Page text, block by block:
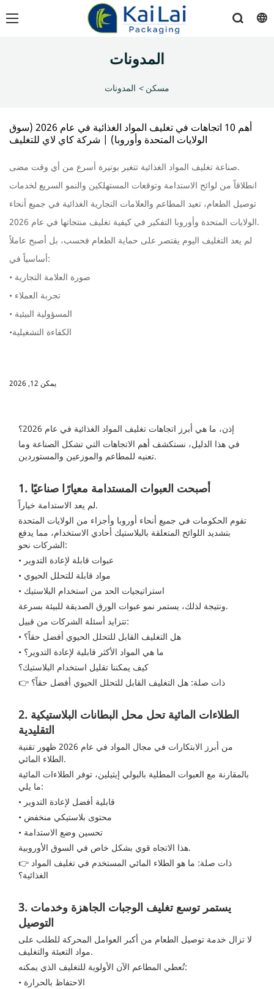
المدونات
مسكن > المدونات
أهم 10 اتجاهات في تغليف المواد الغذائية في عام 2026 (سوق
الولايات المتحدة وأوروبا) | شركة كاي لاي للتغليف
صناعة تغليف المواد الغذائية تتغير بوتيرة أسرع من أي وقت مضى.
انطلاقاً من لوائح الاستدامة وتوقعات المستهلكين والنمو السريع لخدمات
توصيل الطعام، تعيد المطاعم والعلامات التجارية الغذائية في جميع أنحاء
الولايات المتحدة وأوروبا التفكير في كيفية تغليف منتجاتها في عام 2026.
لم يعد التغليف اليوم يقتصر على حماية الطعام فحسب، بل أصبح عاملاً
أساسياً في:
• صورة العلامة التجارية
• تجربة العملاء
• المسؤولية البيئية
•الكفاءة التشغيلية
يمكن 12, 2026
إذن، ما هي أبرز اتجاهات تغليف المواد الغذائية في عام 2026؟
في هذا الدليل، نستكشف أهم الاتجاهات التي تشكل الصناعة وما
تعنيه للمطاعم والموزعين والمستوردين.
1. أصبحت العبوات المستدامة معيارًا صناعيًا
لم يعد الاستدامة خياراً.
تقوم الحكومات في جميع أنحاء أوروبا وأجزاء من الولايات المتحدة
بتشديد اللوائح المتعلقة بالبلاستيك أحادي الاستخدام، مما يدفع
الشركات نحو:
• عبوات قابلة لإعادة التدوير
• مواد قابلة للتحلل الحيوي
• استراتيجيات الحد من استخدام البلاستيك
ونتيجة لذلك، يستمر نمو عبوات الورق الصديقة للبيئة بسرعة.
تتزايد أسئلة الشركات من قبيل:
• هل التغليف القابل للتحلل الحيوي أفضل حقاً؟
• ما هي المواد الأكثر قابلية لإعادة التدوير؟
كيف يمكننا تقليل استخدام البلاستيك؟
👉 ذات صلة: هل التغليف القابل للتحلل الحيوي أفضل حقاً؟
2. الطلاءات المائية تحل محل البطانات البلاستيكية
التقليدية
من أبرز الابتكارات في مجال المواد في عام 2026 ظهور تقنية
الطلاء المائي.
بالمقارنة مع العبوات المطلية بالبولي إيثيلين، توفر الطلاءات المائية
ما يلي:
• قابلية أفضل لإعادة التدوير
• محتوى بلاستيكي منخفض
• تحسين وضع الاستدامة
هذا الاتجاه قوي بشكل خاص في السوق الأوروبية.
👉 ذات صلة: ما هو الطلاء المائي المستخدم في تغليف المواد
الغذائية؟
3. يستمر توسع تغليف الوجبات الجاهزة وخدمات
التوصيل
لا تزال خدمة توصيل الطعام من أكبر العوامل المحركة للطلب على
مواد التعبئة والتغليف.
تُعطي المطاعم الآن الأولوية للتغليف الذي يمكنه:
• الاحتفاظ بالحرارة